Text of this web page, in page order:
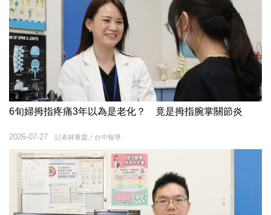
6旬婦拇指疼痛3年以為是老化？ 竟是拇指腕掌關節炎
記者林重鎣／台中報導
2026-07-27